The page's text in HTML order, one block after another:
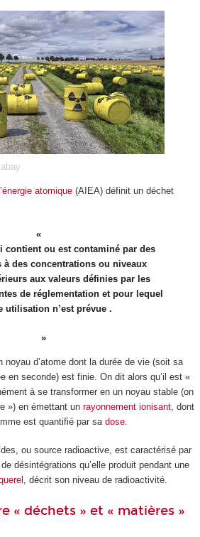
atomique(AIEA) définit un déchet
contient ou est contaminé par des
à des concentrations ou niveaux
aux valeurs définies par les
de réglementation et pour lequel
utilisation n’est prévue .
noyau d’atome dont la durée de vie (soit sa
en seconde) est finie. On dit alors qu’il est «
à se transformer en un noyau stable (on
») en émettant un rayonnement ionisant, dont
est quantifié par sa dose.
ou source radioactive, est caractérisé par
désintégrations qu’elle produit pendant une
, décrit son niveau de radioactivité.
« déchets » et « matières »